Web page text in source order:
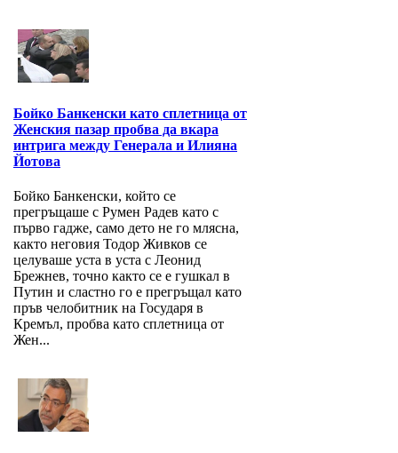
Бойко Банкенски като сплетница от
Женския пазар пробва да вкара
интрига между Генерала и Илияна
Йотова
Бойко Банкенски, който се
прегръщаше с Румен Радев като с
първо гадже, само дето не го млясна,
както неговия Тодор Живков се
целуваше уста в уста с Леонид
Брежнев, точно както се е гушкал в
Путин и сластно го е прегръщал като
пръв челобитник на Государя в
Кремъл, пробва като сплетница от
Жен...